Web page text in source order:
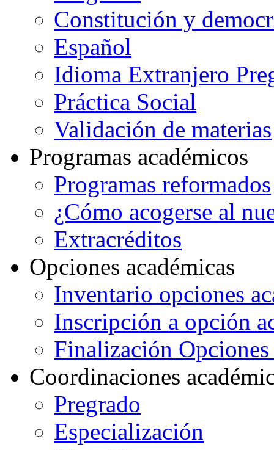
Constitución y
Español
Idioma Extranjero
Práctica Social
Validación de materias
Programas académicos
Programas reformados
¿Cómo acogerse al
Extracréditos
Opciones académicas
Inventario opciones
Inscripción a opción
Finalización Opciones
Coordinaciones
Pregrado
Especialización